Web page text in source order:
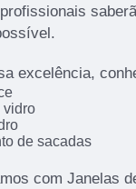
excelência,
vidro
de sacadas
com Janelas